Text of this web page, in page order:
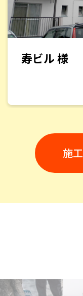
総合評価：
屋根と外壁の塗装
で、安心して任せ
上りもとても満足
2024/12/12
総合評価：
今回、屋根の雨漏
対応も迅速、担当
総合評価：
min若
施